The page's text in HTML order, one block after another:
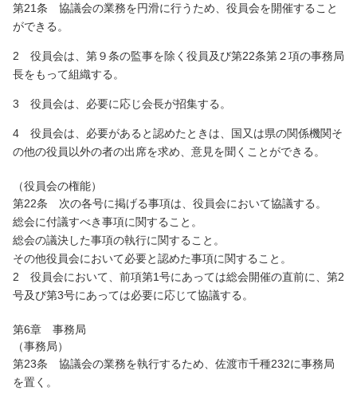
第21条 協議会の業務を円滑に行うため、役員会を開催すること
ができる。
2 役員会は、第９条の監事を除く役員及び第22条第２項の事務局
長をもって組織する。
3 役員会は、必要に応じ会長が招集する。
4 役員会は、必要があると認めたときは、国又は県の関係機関そ
の他の役員以外の者の出席を求め、意見を聞くことができる。
（役員会の権能）
第22条 次の各号に掲げる事項は、役員会において協議する。
総会に付議すべき事項に関すること。
総会の議決した事項の執行に関すること。
その他役員会において必要と認めた事項に関すること。
2 役員会において、前項第1号にあっては総会開催の直前に、第2
号及び第3号にあっては必要に応じて協議する。
第6章 事務局
（事務局）
第23条 協議会の業務を執行するため、佐渡市千種232に事務局
を置く。